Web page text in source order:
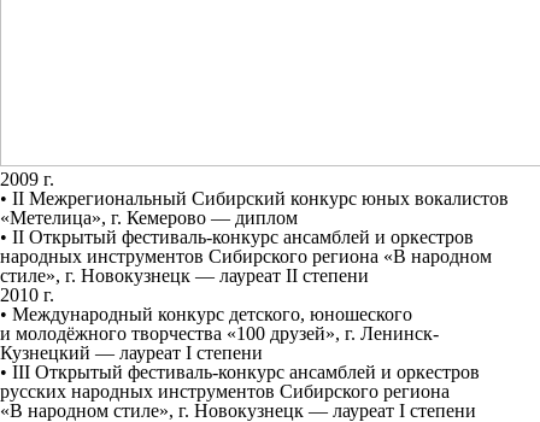
2009 г.
• II Межрегиональный Сибирский конкурс юных вокалистов
«Метелица», г. Кемерово — диплом
• II Открытый фестиваль-конкурс ансамблей и оркестров
народных инструментов Сибирского региона «В народном
стиле», г. Новокузнецк — лауреат II степени
2010 г.
• Международный конкурс детского, юношеского
и молодёжного творчества «100 друзей», г. Ленинск-
Кузнецкий — лауреат I степени
• III Открытый фестиваль-конкурс ансамблей и оркестров
русских народных инструментов Сибирского региона
«В народном стиле», г. Новокузнецк — лауреат I степени